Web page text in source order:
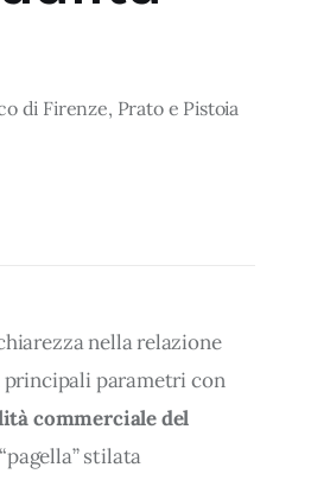
di Firenze, Prato e Pistoia
nella relazione
parametri con
commerciale del
stilata